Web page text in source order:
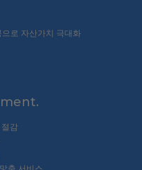
로 자산가치 극대화
감